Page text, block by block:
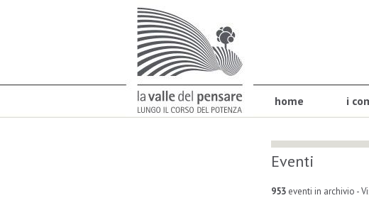
home i
Eventi
953 eventi in archivio -